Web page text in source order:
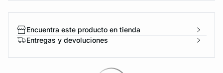
Encuentra este producto en tienda
Entregas y devoluciones